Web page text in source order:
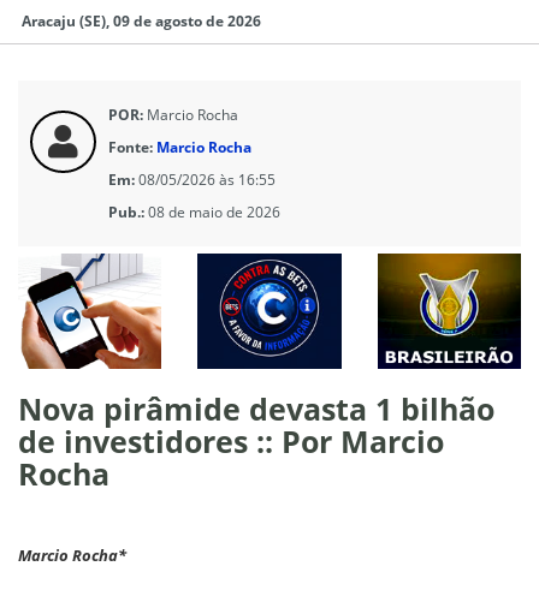
Aracaju (SE), 09 de agosto de 2026
POR: Marcio Rocha
Fonte: Marcio Rocha
Em:08/05/2026 às 16:55
Pub.:08 de maio de 2026
Nova pirâmide devasta 1 bilhão
de investidores :: Por Marcio
Rocha
Marcio Rocha*